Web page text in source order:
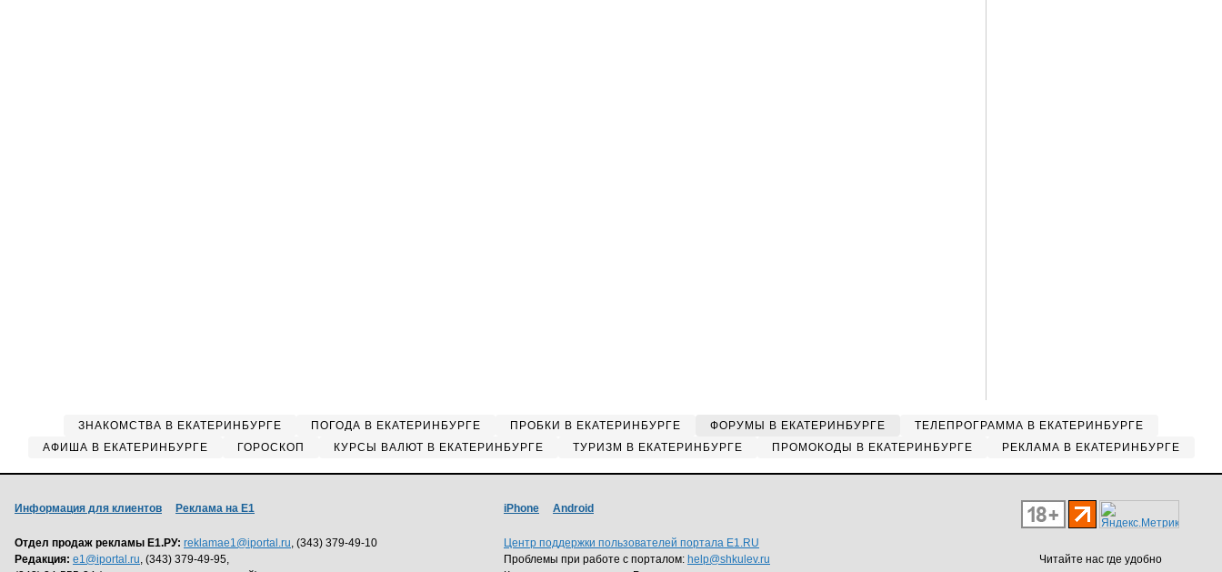
ЗНАКОМСТВА В ЕКАТЕРИНБУРГЕ ПОГОДА В ЕКАТЕРИНБУРГЕ ПРОБКИ В ЕКАТЕРИНБУРГЕ ФОРУМЫ В ЕКАТЕРИНБУРГЕ
ТЕЛЕПРОГРАММА В ЕКАТЕРИНБУРГЕ
АФИША В ЕКАТЕРИНБУРГЕ
ГОРОСКОП КУРСЫ ВАЛЮТ В ЕКАТЕРИНБУРГЕ ТУРИЗМ В ЕКАТЕРИНБУРГЕ ПРОМОКОДЫ В ЕКАТЕРИНБУРГЕ РЕКЛАМА В ЕКАТЕРИНБУРГЕ
Читайте нас где удобно
Информация для клиентов Реклама на Е1
Отдел продаж рекламы Е1.РУ: reklamae1@iportal.ru, (343) 379-49-10
Редакция: e1@iportal.ru, (343) 379-49-95,
iPhone Android
Центр поддержки пользователей портала E1.RU
Проблемы при работе с порталом: help@shkulev.ru